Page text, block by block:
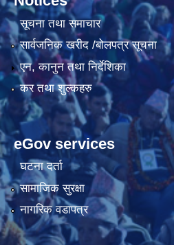
सूचना तथा समाचार
सार्वजनिक खरीद /बोलपत्र सूचना
एन, कानुन तथा निर्देशिका
कर तथा शुल्कहरु
eGov services
घटना दर्ता
सामाजिक सुरक्षा
नागरिक वडापत्र